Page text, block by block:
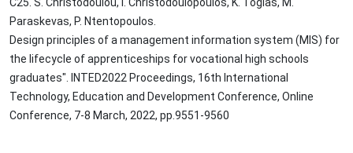
Paraskevas, P. Ntentopoulos.
Design principles of a management information system (MIS) for
the lifecycle of apprenticeships for vocational high schools
graduates". INTED2022 Proceedings, 16th International
Technology, Education and Development Conference, Online
Conference, 7-8 March, 2022, pp.9551-9560